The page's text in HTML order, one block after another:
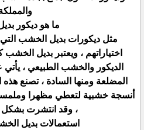
ما هو ديكور
مثل ديكورات بديل الخشب
اختياراتهم ، ويعتبر بديل
الديكور والخشب الطبيعي ، يأتي
أنسجة خشبية لتعطي مظهرا
، وقد انتشرت بشكل
استعمالات بديل